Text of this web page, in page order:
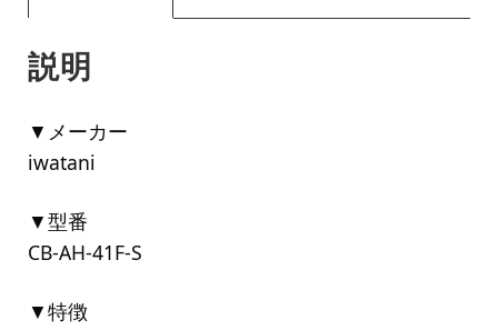
説明
▼メーカー
iwatani
▼型番
CB-AH-41F-S
▼特徴